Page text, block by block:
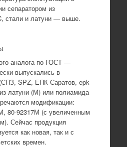
сепаратором из
стали и латуни — выше.
аналога по ГОСТ —
выпускались в
SPZ, ЕПК Саратов, epk
латуни (М) или полиамида
модификации:
80-92317М (с увеличенным
Сейчас продукция
как новая, так и с
времен.